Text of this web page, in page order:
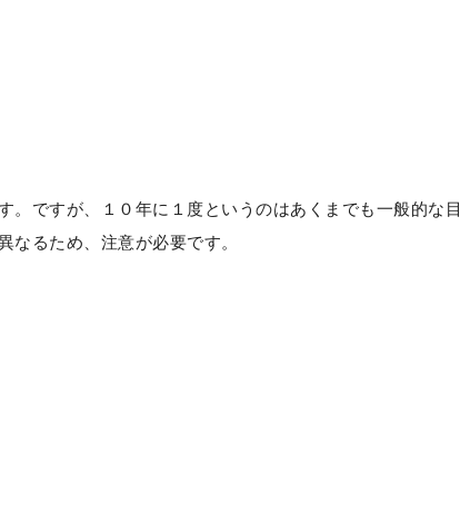
ですが、１０年に１度というのはあくまでも一般的な目
るため、注意が必要です。